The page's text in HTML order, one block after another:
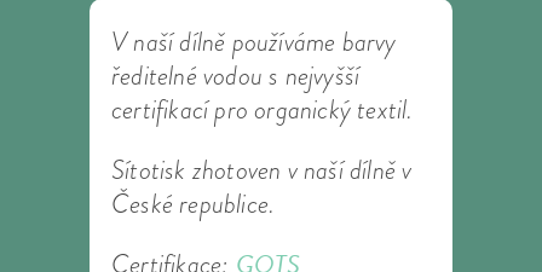
V naší dílně používáme barvy
ředitelné vodou s nejvyšší
certifikací pro organický textil.
Sítotisk zhotoven v naší dílně v
České republice.
Certifikace: